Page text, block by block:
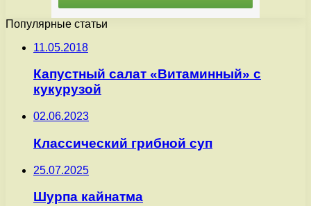
Популярные статьи
11.05.2018
Капустный салат «Витаминный» с
кукурузой
02.06.2023
Классический грибной суп
25.07.2025
Шурпа кайнатма